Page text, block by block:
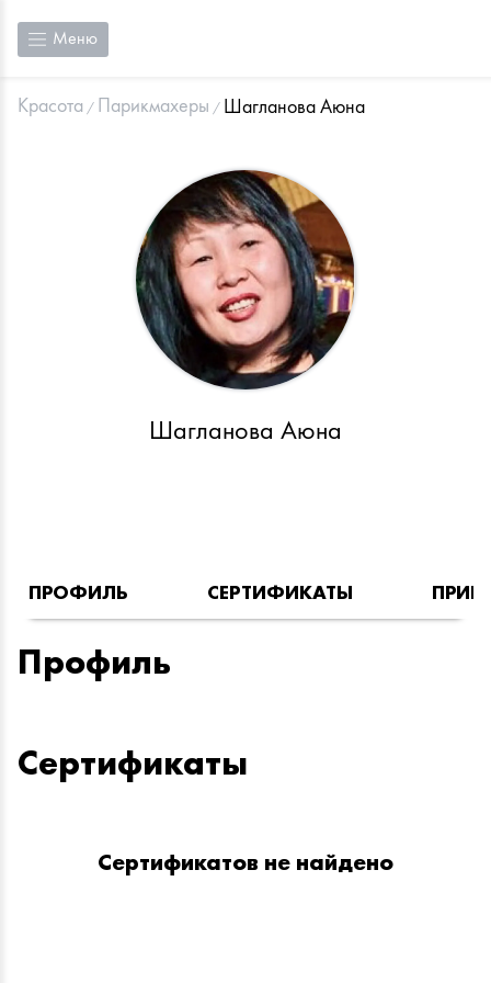
Меню
Красота Парикмахеры Шагланова Аюна
Шагланова Аюна
ПРОФИЛЬ СЕРТИФИКАТЫ
Профиль
Сертификаты
Сертификатов не найдено